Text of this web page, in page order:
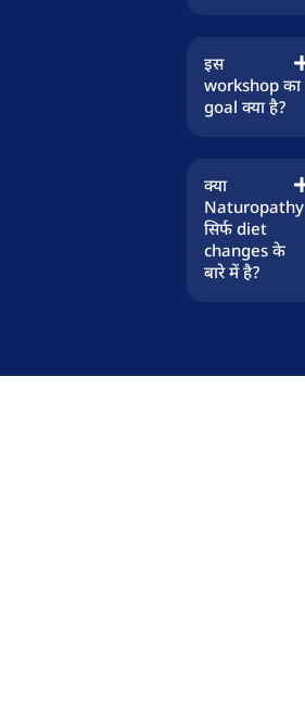
इस
workshop का
goal क्या है?
क्या
Naturopathy
सिर्फ diet
changes के
बारे में है?